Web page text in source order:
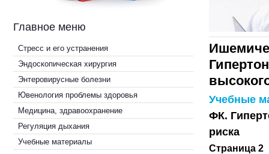
Главное меню
Стресс и его устранения
Эндоскопическая хирургия
Энтеровирусные болезни
Ювенология проблемы здоровья
Медицина, здравоохранение
Регуляция дыхания
Учебные материалы
Учебные
ФК.
риска
Страница 2